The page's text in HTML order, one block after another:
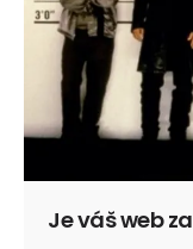
Je váš web